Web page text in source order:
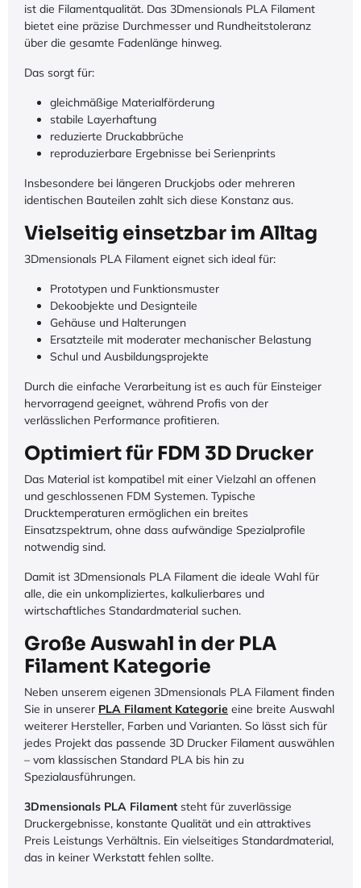
ist die Filamentqualität. Das 3Dmensionals PLA Filament
bietet eine präzise Durchmesser und Rundheitstoleranz
über die gesamte Fadenlänge hinweg.
Das sorgt für:
gleichmäßige Materialförderung
stabile Layerhaftung
reduzierte Druckabbrüche
reproduzierbare Ergebnisse bei Serienprints
Insbesondere bei längeren Druckjobs oder mehreren
identischen Bauteilen zahlt sich diese Konstanz aus.
Vielseitig einsetzbar im Alltag
3Dmensionals PLA Filament eignet sich ideal für:
Prototypen und Funktionsmuster
Dekoobjekte und Designteile
Gehäuse und Halterungen
Ersatzteile mit moderater mechanischer Belastung
Schul und Ausbildungsprojekte
Durch die einfache Verarbeitung ist es auch für Einsteiger
hervorragend geeignet, während Profis von der
verlässlichen Performance profitieren.
Optimiert für FDM 3D Drucker
Das Material ist kompatibel mit einer Vielzahl an offenen
und geschlossenen FDM Systemen. Typische
Drucktemperaturen ermöglichen ein breites
Einsatzspektrum, ohne dass aufwändige Spezialprofile
notwendig sind.
Damit ist 3Dmensionals PLA Filament die ideale Wahl für
alle, die ein unkompliziertes, kalkulierbares und
wirtschaftliches Standardmaterial suchen.
Große Auswahl in der PLA
Filament Kategorie
Neben unserem eigenen 3Dmensionals PLA Filament finden
Sie in unserer PLA Filament Kategorie eine breite Auswahl
weiterer Hersteller, Farben und Varianten. So lässt sich für
jedes Projekt das passende 3D Drucker Filament auswählen
– vom klassischen Standard PLA bis hin zu
Spezialausführungen.
3Dmensionals PLA Filament steht für zuverlässige
Druckergebnisse, konstante Qualität und ein attraktives
Preis Leistungs Verhältnis. Ein vielseitiges Standardmaterial,
das in keiner Werkstatt fehlen sollte.